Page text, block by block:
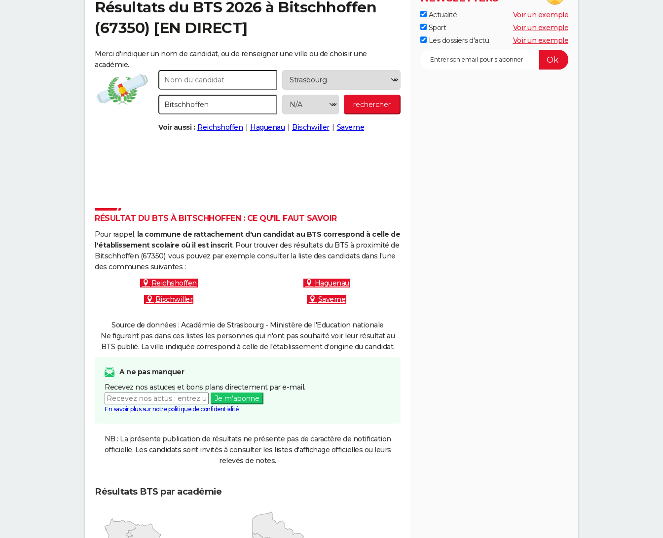
Résultats du BTS 2026 à Bitschhoffen
(67350) [EN DIRECT]
Merci d'indiquer un nom de candidat, ou de renseigner une ville ou de choisir une
académie.
Voir aussi : Reichshoffen Haguenau Bischwiller Saverne
RÉSULTAT DU BTS À BITSCHHOFFEN : CE QU'IL FAUT SAVOIR
Pour rappel, la commune de rattachement d'un candidat au BTS correspond à celle de
l'établissement scolaire où il est inscrit. Pour trouver des résultats du BTS à proximité de
Bitschhoffen (67350), vous pouvez par exemple consulter la liste des candidats dans l'une
des communes suivantes :
Reichshoffen
Haguenau
Bischwiller
Saverne
Source de données : Académie de Strasbourg - Ministère de l'Education nationale
Ne figurent pas dans ces listes les personnes qui n'ont pas souhaité voir leur résultat au
BTS publié. La ville indiquée correspond à celle de l'établissement d'origine du candidat.
A ne pas manquer
Recevez nos astuces et bons plans directement par e-mail.
Je m'abonne
En savoir plus sur notre politique de confidentialité
NB : La présente publication de résultats ne présente pas de caractère de notification
officielle. Les candidats sont invités à consulter les listes d'affichage officielles ou leurs
relevés de notes.
Résultats BTS par académie
Actualité
Voir un exemple
Sport
Voir un exemple
Les dossiers d'actu
Voir un exemple